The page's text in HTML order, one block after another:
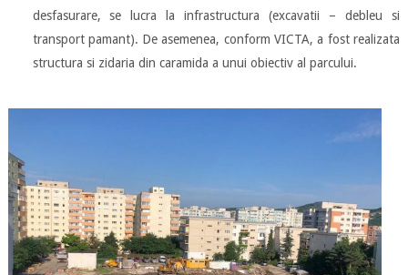
desfasurare, se lucra la infrastructura (excavatii – debleu si
transport pamant). De asemenea, conform VICTA, a fost realizata
structura si zidaria din caramida a unui obiectiv al parcului.